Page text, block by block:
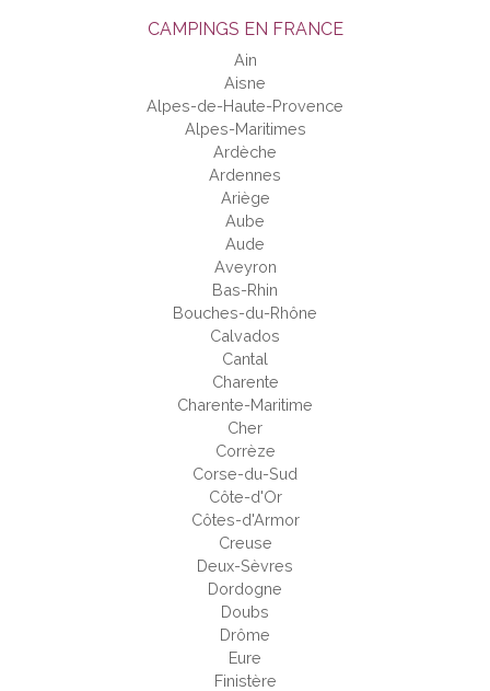
CAMPINGS EN FRANCE
Ain
Aisne
Alpes-de-Haute-Provence
Alpes-Maritimes
Ardèche
Ardennes
Ariège
Aube
Aude
Aveyron
Bas-Rhin
Bouches-du-Rhône
Calvados
Cantal
Charente
Charente-Maritime
Cher
Corrèze
Corse-du-Sud
Côte-d'Or
Côtes-d'Armor
Creuse
Deux-Sèvres
Dordogne
Doubs
Drôme
Eure
Finistère